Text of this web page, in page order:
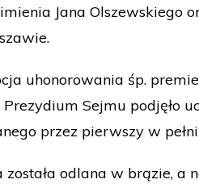
Jana Olszewskiego
uhonorowania śp.
Prezydium Sejmu podjęło
przez pierwszy w
została odlana w brązie, a